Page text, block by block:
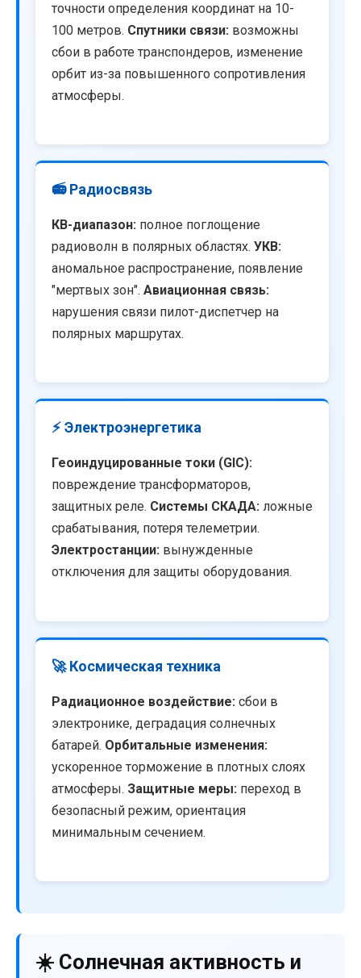
точности определения координат на 10-
100 метров. Спутники связи: возможны
сбои в работе транспондеров, изменение
орбит из-за повышенного сопротивления
атмосферы.
📻 Радиосвязь
КВ-диапазон: полное поглощение
радиоволн в полярных областях. УКВ:
аномальное распространение, появление
"мертвых зон". Авиационная связь:
нарушения связи пилот-диспетчер на
полярных маршрутах.
⚡ Электроэнергетика
Геоиндуцированные токи (GIC):
повреждение трансформаторов,
защитных реле. Системы СКАДА: ложные
срабатывания, потеря телеметрии.
Электростанции: вынужденные
отключения для защиты оборудования.
🚀 Космическая техника
Радиационное воздействие: сбои в
электронике, деградация солнечных
батарей. Орбитальные изменения:
ускоренное торможение в плотных слоях
атмосферы. Защитные меры: переход в
безопасный режим, ориентация
минимальным сечением.
☀️ Солнечная активность и